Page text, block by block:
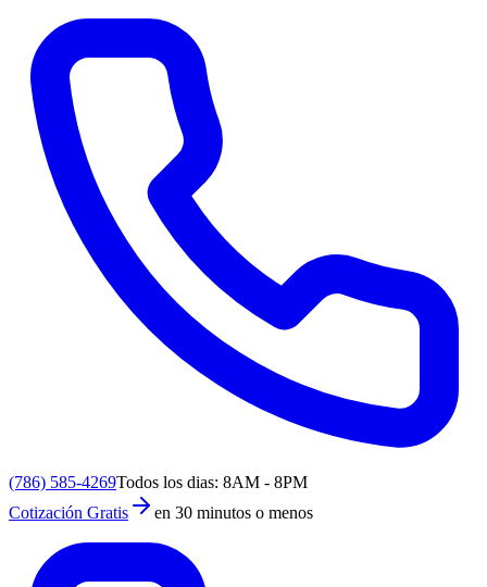
(786) 585-4269Todos los dias: 8AM - 8PM
Cotización Gratis
en 30 minutos o menos